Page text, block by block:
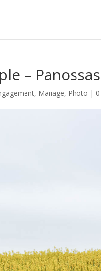
– Panossas
, Mariage, Photo |